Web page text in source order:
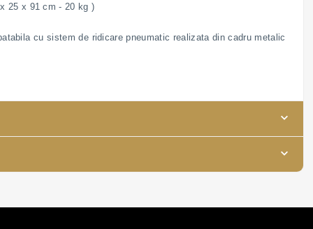
25 x 91 cm - 20 kg )
cu sistem de ridicare pneumatic realizata din cadru metalic